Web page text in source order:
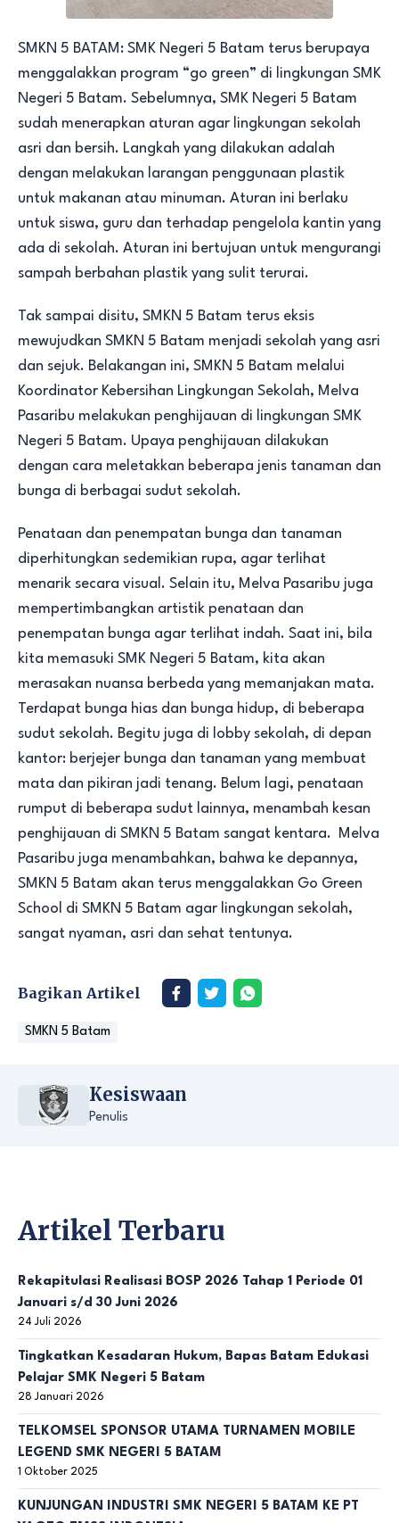
SMKN 5 BATAM: SMK Negeri 5 Batam terus berupaya
menggalakkan program “go green” di lingkungan SMK
Negeri 5 Batam. Sebelumnya, SMK Negeri 5 Batam
sudah menerapkan aturan agar lingkungan sekolah
asri dan bersih. Langkah yang dilakukan adalah
dengan melakukan larangan penggunaan plastik
untuk makanan atau minuman. Aturan ini berlaku
untuk siswa, guru dan terhadap pengelola kantin yang
ada di sekolah. Aturan ini bertujuan untuk mengurangi
sampah berbahan plastik yang sulit terurai.
Tak sampai disitu, SMKN 5 Batam terus eksis
mewujudkan SMKN 5 Batam menjadi sekolah yang asri
dan sejuk. Belakangan ini, SMKN 5 Batam melalui
Koordinator Kebersihan Lingkungan Sekolah, Melva
Pasaribu melakukan penghijauan di lingkungan SMK
Negeri 5 Batam. Upaya penghijauan dilakukan
dengan cara meletakkan beberapa jenis tanaman dan
bunga di berbagai sudut sekolah.
Penataan dan penempatan bunga dan tanaman
diperhitungkan sedemikian rupa, agar terlihat
menarik secara visual. Selain itu, Melva Pasaribu juga
mempertimbangkan artistik penataan dan
penempatan bunga agar terlihat indah. Saat ini, bila
kita memasuki SMK Negeri 5 Batam, kita akan
merasakan nuansa berbeda yang memanjakan mata.
Terdapat bunga hias dan bunga hidup, di beberapa
sudut sekolah. Begitu juga di lobby sekolah, di depan
kantor: berjejer bunga dan tanaman yang membuat
mata dan pikiran jadi tenang. Belum lagi, penataan
rumput di beberapa sudut lainnya, menambah kesan
penghijauan di SMKN 5 Batam sangat kentara. Melva
Pasaribu juga menambahkan, bahwa ke depannya,
SMKN 5 Batam akan terus menggalakkan Go Green
School di SMKN 5 Batam agar lingkungan sekolah,
sangat nyaman, asri dan sehat tentunya.
Bagikan Artikel
SMKN 5 Batam
Kesiswaan
Penulis
Artikel Terbaru
Rekapitulasi Realisasi BOSP 2026 Tahap 1 Periode 01
Januari s/d 30 Juni 2026
24 Juli 2026
Tingkatkan Kesadaran Hukum, Bapas Batam Edukasi
Pelajar SMK Negeri 5 Batam
28 Januari 2026
TELKOMSEL SPONSOR UTAMA TURNAMEN MOBILE
LEGEND SMK NEGERI 5 BATAM
1 Oktober 2025
KUNJUNGAN INDUSTRI SMK NEGERI 5 BATAM KE PT